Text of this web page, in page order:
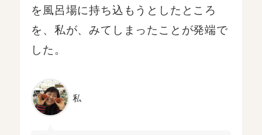
を風呂場に持ち込もうとしたところ
を、私が、みてしまったことが発端で
した。
私